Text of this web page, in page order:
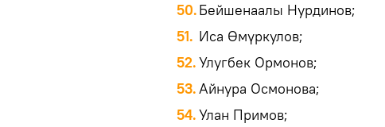
Бейшенаалы Нурдинов;
Иса Өмүркулов;
Улугбек Ормонов;
Айнура Осмонова;
Улан Примов;